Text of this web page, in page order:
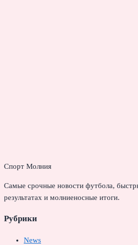
Спорт Молния
Самые срочные новости футбола,
результатах и молниеносные итоги.
Рубрики
News